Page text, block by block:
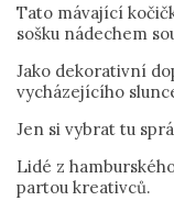
Tato mávající
sošku nádechem
Jako dekorativní
vycházejícího
Jen si vybrat tu
Lidé z
partou kreativců.